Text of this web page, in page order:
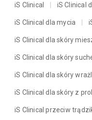
iS Clinical iS Clinical
iS Clinical dla mycia
iS Clinical dla skóry
iS Clinical dla skóry
iS Clinical dla skóry
iS Clinical dla skóry z
iS Clinical przeciw